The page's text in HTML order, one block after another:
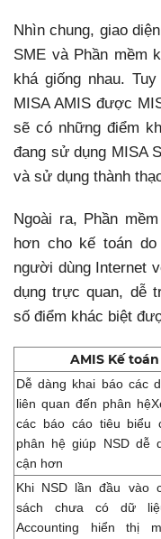
Nhìn chung, giao
SME và Phần mềm
khá giống nhau.
MISA AMIS được
sẽ có những điểm
đang sử dụng MISA
và sử dụng thành
Ngoài ra, Phần
hơn cho kế toán
người dùng Internet
dụng trực quan, dễ
số điểm khác biệt
AMIS Kế toán
Dễ dàng khai báo các
liên quan đến phân hệ
các báo cáo tiêu biểu
phân hệ giúp NSD dễ
cận hơn
Khi NSD lần đầu vào
sách chưa có dữ
Accounting hiển thị